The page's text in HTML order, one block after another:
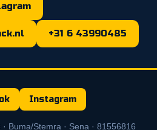
+31 6 43990485
Instagram
Buma/Stemra · Sena · 81556816